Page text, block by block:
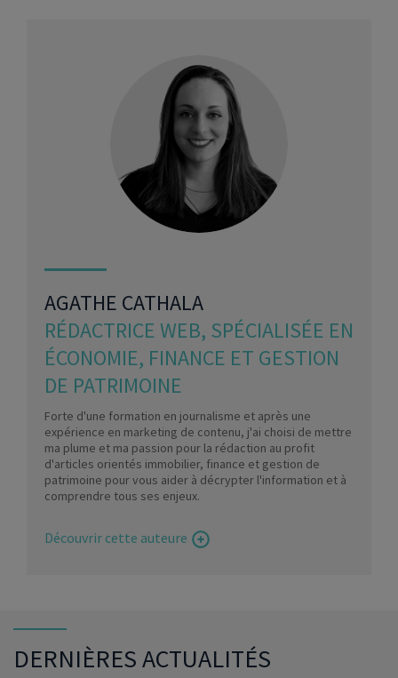
AGATHE CATHALA
RÉDACTRICE WEB, SPÉCIALISÉE EN
ÉCONOMIE, FINANCE ET GESTION
DE PATRIMOINE
Forte d'une formation en journalisme et après une
expérience en marketing de contenu, j'ai choisi de mettre
ma plume et ma passion pour la rédaction au profit
d'articles orientés immobilier, finance et gestion de
patrimoine pour vous aider à décrypter l'information et à
comprendre tous ses enjeux.
Découvrir cette auteure
DERNIÈRES ACTUALITÉS